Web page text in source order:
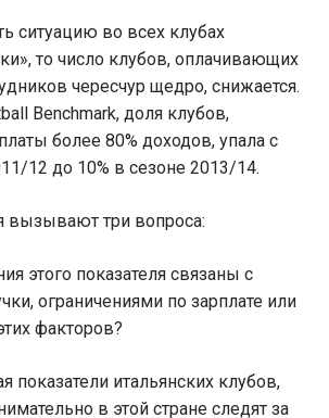
ситуацию во всех клубах
то число клубов, оплачивающих
чересчур щедро, снижается.
Benchmark, доля клубов,
более 80% доходов, упала с
12 до 10% в сезоне 2013/14.
вызывают три вопроса:
этого показателя связаны с
ограничениями по зарплате или
факторов?
итальянских клубов,
в этой стране следят за